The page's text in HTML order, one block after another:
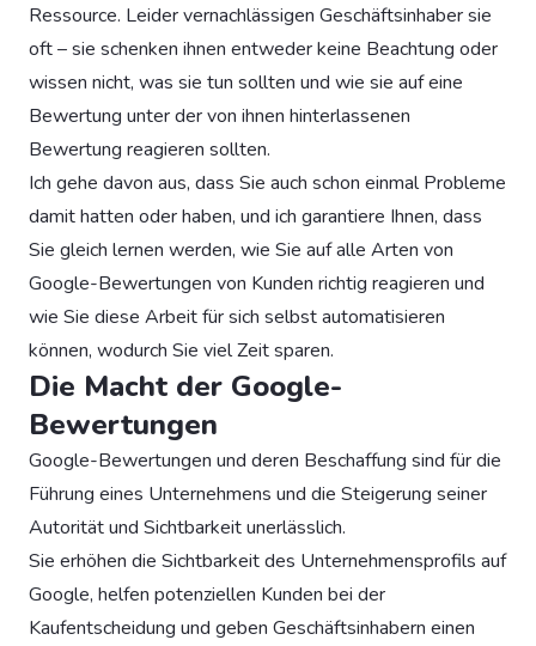
Ressource. Leider vernachlässigen Geschäftsinhaber sie
oft – sie schenken ihnen entweder keine Beachtung oder
wissen nicht, was sie tun sollten und wie sie auf eine
Bewertung unter der von ihnen hinterlassenen
Bewertung reagieren sollten.
Ich gehe davon aus, dass Sie auch schon einmal Probleme
damit hatten oder haben, und ich garantiere Ihnen, dass
Sie gleich lernen werden, wie Sie auf alle Arten von
Google-Bewertungen von Kunden richtig reagieren und
wie Sie diese Arbeit für sich selbst automatisieren
können, wodurch Sie viel Zeit sparen.
Die Macht der Google-
Bewertungen
Google-Bewertungen und deren Beschaffung sind für die
Führung eines Unternehmens und die Steigerung seiner
Autorität und Sichtbarkeit unerlässlich.
Sie erhöhen die Sichtbarkeit des Unternehmensprofils auf
Google, helfen potenziellen Kunden bei der
Kaufentscheidung und geben Geschäftsinhabern einen